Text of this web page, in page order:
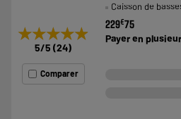
★★★★★
★★★★★
5/5 (24)
Comparer
Caisson de
229€75
Payer en